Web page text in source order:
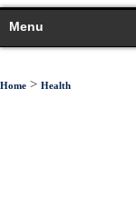
Menu
Home > Health